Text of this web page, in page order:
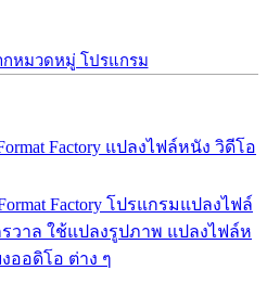
กหมวดหมู่ โปรแกรม
Factory แปลงไฟล์หนัง วิดีโอ
Factory โปรแกรมแปลงไฟล์
วาล ใช้แปลงรูปภาพ แปลงไฟล์ห
ออดิโอ ต่าง ๆ